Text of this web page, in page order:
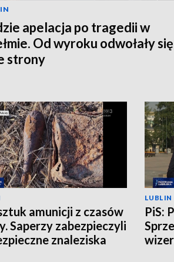
apelacja po tragedii w
Od wyroku odwołały się
strony
amunicji z czasów
Saperzy zabezpieczyli
znaleziska
LUBLIN
PiS: